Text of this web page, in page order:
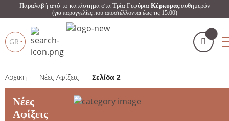
Παραλαβή από το κατάστημα στα Τρία Γεφύρια Κέρκυραςαυθημερόν
(για παραγγελίες που αποστέλλονται έως τις 15:00)
GR
Products Το καλάθι μου ()
Αρχική Νέες Αφίξεις Σελίδα 2
Νέες
Αφίξεις